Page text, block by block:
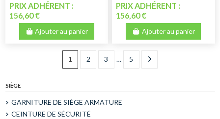
PRIX ADHÉRENT :
156,60 €
Ajouter au panier
PRIX ADHÉRENT :
156,60 €
Ajouter au panier
1 2 3 … 5
SIÈGE
GARNITURE DE SIÈGE ARMATURE
CEINTURE DE SÉCURITÉ